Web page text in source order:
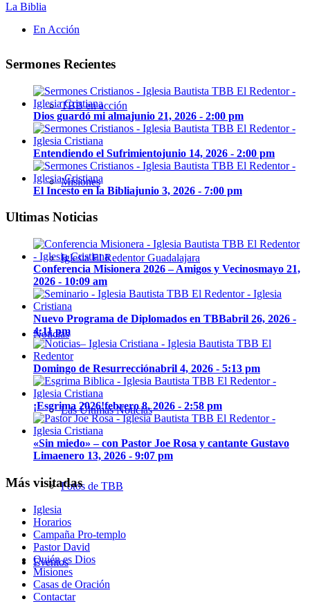
En Acción
TBB en acción
Misiones
Iglesia El Redentor Guadalajara
Noticias
Las Últimas Noticias
Fotos de TBB
Eventos
La Biblia
Sermones Recientes
Dios guardó mi almajunio 21, 2026 - 2:00 pm
Entendiendo el Sufrimientojunio 14, 2026 - 2:00 pm
El Incesto en la Bibliajunio 3, 2026 - 7:00 pm
Ultimas Noticias
Conferencia Misionera 2026 – Amigos y Vecinosmayo 21,
2026 - 10:09 am
Nuevo Programa de Diplomados en TBBabril 26, 2026 -
4:11 pm
Domingo de Resurrecciónabril 4, 2026 - 5:13 pm
¡Esgrima 2026!febrero 8, 2026 - 2:58 pm
«Sin miedo» – con Pastor Joe Rosa y cantante Gustavo
Limaenero 13, 2026 - 9:07 pm
Más visitadas
Iglesia
Horarios
Campaña Pro-templo
Pastor David
Quién es Dios
Misiones
Casas de Oración
Contactar